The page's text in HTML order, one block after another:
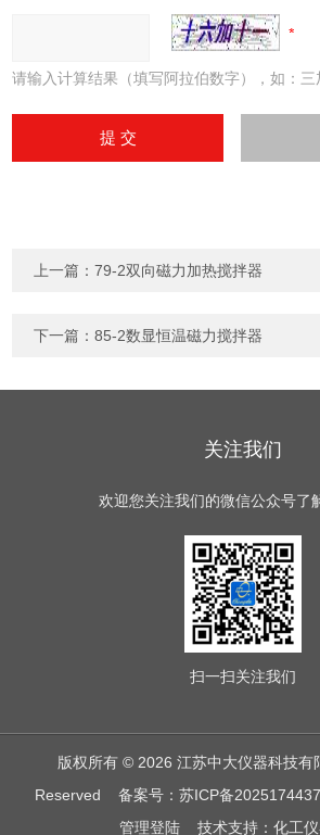
请输入计算结果（填写阿拉伯数字），如：三
上一篇：79-2双向磁力加热搅拌器
下一篇：85-2数显恒温磁力搅拌器
关注我们
欢迎您关注我们的微信公众号了
扫一扫关注我们
版权所有 © 2026 江苏中大仪器科技有
Reserved备案号：苏ICP备
管理登陆技术支持： 化工